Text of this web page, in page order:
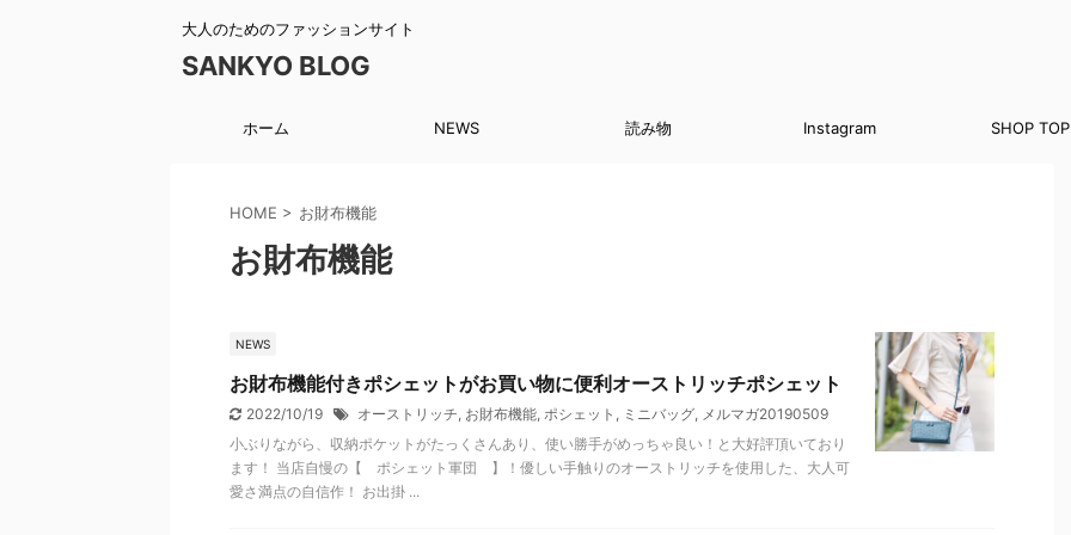
大人のためのファッションサイト
SANKYO BLOG
ホーム NEWS 読み物 Instagram SHOP TOP
HOME > お財布機能
お財布機能
NEWS
お財布機能付きポシェットがお買い物に便利オーストリッチポシェット
2022/10/19 オーストリッチ, お財布機能, ポシェット , ミニバッグ, メルマガ20190509
小ぶりながら、収納ポケットがたっくさんあり、使い勝手がめっちゃ良い！と大好評頂いており
ます！ 当店自慢の【 ポシェット軍団 】！優しい手触りのオーストリッチを使用した、大人可
愛さ満点の自信作！ お出掛 ...